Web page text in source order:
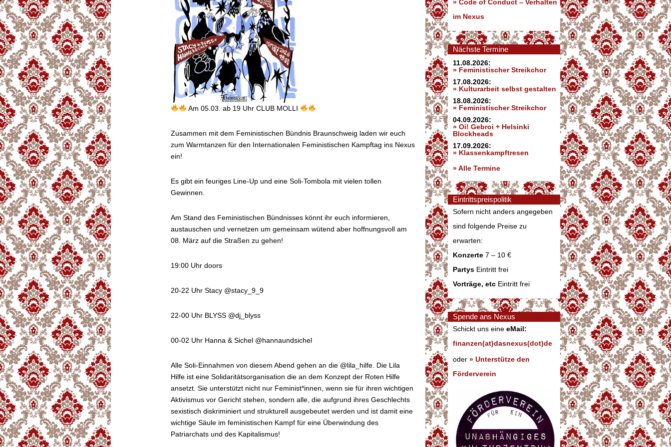
Am 05.03. ab 19 Uhr CLUB MOLLI
Zusammen mit dem Feministischen Bündnis Braunschweig laden wir euch
zum Warmtanzen für den Internationalen Feministischen Kampftag ins Nexus
ein!
Es gibt ein feuriges Line-Up und eine Soli-Tombola mit vielen tollen
Gewinnen.
Am Stand des Feministischen Bündnisses könnt ihr euch informieren,
austauschen und vernetzen um gemeinsam wütend aber hoffnungsvoll am
08. März auf die Straßen zu gehen!
19:00 Uhr doors
20-22 Uhr Stacy @stacy_9_9
22-00 Uhr BLYSS @dj_blyss
00-02 Uhr Hanna & Sichel @hannaundsichel
Alle Soli-Einnahmen von diesem Abend gehen an die @lila_hilfe. Die Lila
Hilfe ist eine Solidaritätsorganisation die an dem Konzept der Roten Hilfe
ansetzt. Sie unterstützt nicht nur Feminist*innen, wenn sie für ihren wichtigen
Aktivismus vor Gericht stehen, sondern alle, die aufgrund ihres Geschlechts
sexistisch diskriminiert und strukturell ausgebeutet werden und ist damit eine
wichtige Säule im feministischen Kampf für eine Überwindung des
Patriarchats und des Kapitalismus!
» Code of Conduct – Verhalten
im Nexus
Nächste Termine
11.08.2026:
» Feministischer Streikchor
17.08.2026:
» Kulturarbeit selbst gestalten
18.08.2026:
» Feministischer Streikchor
04.09.2026:
» Oi! Gebroi + Helsinki
Blockheads
17.09.2026:
» Klassenkampftresen
» Alle Termine
Eintrittspreispolitik
Sofern nicht anders angegeben
sind folgende Preise zu
erwarten:
Konzerte 7 – 10 €
Partys Eintritt frei
Vorträge, etc Eintritt frei
Spende ans Nexus
Schickt uns eine eMail:
finanzen(at)dasnexus(dot)de
oder » Unterstütze den
Förderverein